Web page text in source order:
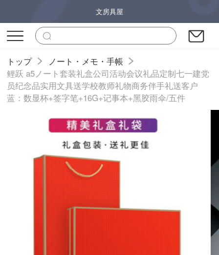
文房具屋
トップ
ノート・メモ・手帳
鲤跃 a5ノート套装礼盒公司活动会议礼品定制七一建党
员纪念品实用文具送学校教师礼物商务伴手礼送客户
蓝：数显杯+签字笔+16G+记事本+黑胶雨伞/五件